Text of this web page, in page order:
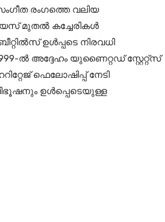
രംഗത്തെ വലിയ
മുതല്‍ കച്ചേരികള്‍
ഉള്‍പ്പടെ നിരവധി
ല്‍ അദ്ദേഹം യുണൈറ്റഡ് സ്റ്റേറ്റ്‌സ്
ഫെലോഷിപ്പ് നേടി
ഉള്‍പ്പെടെയുള്ള